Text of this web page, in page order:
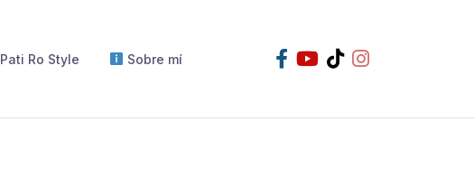
Pati Ro Style Sobre mí